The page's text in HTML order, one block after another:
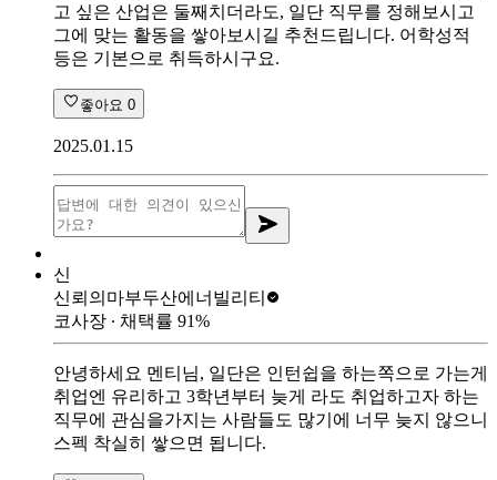
고 싶은 산업은 둘째치더라도, 일단 직무를 정해보시고
그에 맞는 활동을 쌓아보시길 추천드립니다. 어학성적
등은 기본으로 취득하시구요.
좋아요 0
2025.01.15
신
신뢰의마부두산에너빌리티
코사장 ∙ 채택률 91%
안녕하세요 멘티님, 일단은 인턴쉽을 하는쪽으로 가는게
취업엔 유리하고 3학년부터 늦게 라도 취업하고자 하는
직무에 관심을가지는 사람들도 많기에 너무 늦지 않으니
스펙 착실히 쌓으면 됩니다.